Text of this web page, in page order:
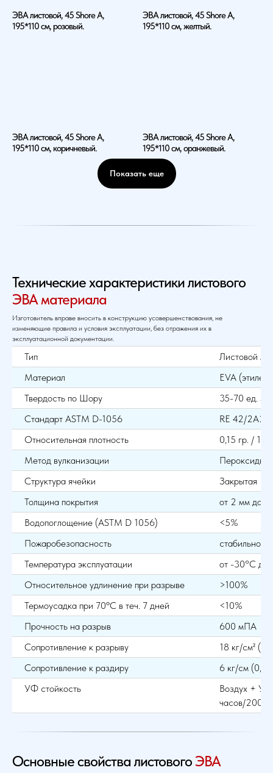
ЭВА листовой, 45 Shore A,
195*110 см, розовый.
ЭВА листовой, 45 Shore A,
195*110 см, желтый.
ЭВА листовой, 45 Shore A,
195*110 см, коричневый.
ЭВА листовой, 45 Shore A,
195*110 см, оранжевый.
Показать еще
Технические характеристики листового
ЭВА материала
Изготовитель вправе вносить в конструкцию усовершенствования, не
изменяющие правила и условия эксплуатации, без отражения их в
эксплуатационной документации.
Тип
Листовой
Материал
EVA
Твердость по Шору
35-70 ед.
Стандарт ASTM D-1056
RE 42/2A2
Относительная плотность
0,15 гр. / 1
Метод вулканизации
Структура ячейки
Закрытая
Толщина покрытия
от 2 мм до
Водопоглощение (ASTM D 1056)
<5%
Пожаробезопасность
стабильно
Температура эксплуатации
от -30°С до
Относительное удлинение при разрыве
>100%
Термоусадка при 70ºС в теч. 7 дней
<10%
Прочность на разрыв
600 мПА
Сопротивление к разрыву
18 кг/см²
Сопротивление к раздиру
6 кг/см (0,6
УФ стойкость
Воздух +
часов/200
Основные свойства листовогоЭВА